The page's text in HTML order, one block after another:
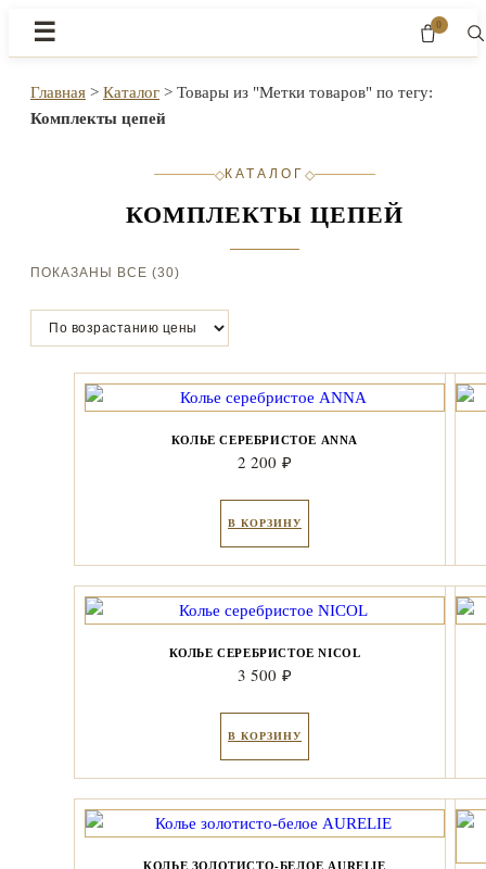
☰ 0
Главная > Каталог > Товары из "Метки товаров" по тегу:
Комплекты цепей
◇КАТАЛОГ ◇
КОМПЛЕКТЫ ЦЕПЕЙ
ПОКАЗАНЫ ВСЕ (30)
ВОЗРАСТАНИЮ
КОЛЬЕ СЕРЕБРИСТОЕ ANNA
2 200 ₽
В КОРЗИНУ
КОЛЬЕ СЕРЕБРИСТОЕ NICOL
3 500 ₽
В КОРЗИНУ
КОЛЬЕ ЗОЛОТИСТО-БЕЛОЕ AURELIE